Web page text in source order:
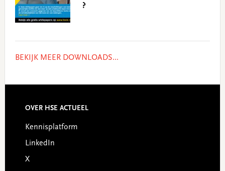
?
BEKIJK MEER DOWNLOADS...
Footer
OVER HSE ACTUEEL
Kennisplatform
LinkedIn
X